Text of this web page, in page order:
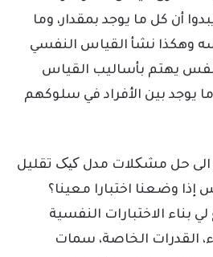
أن كل ما يوجد بمقدار، وما
وهكذا نشأ القياس النفسي
يهتم بأساليب القياس
يوجد بين الأفراد في سلوكهم
الى حل مشکلات مدل کیک تقليل
وضعنا اختبارا معينا؟
بناء الاختبارات النفسية
القدرات الخاصة، سمات